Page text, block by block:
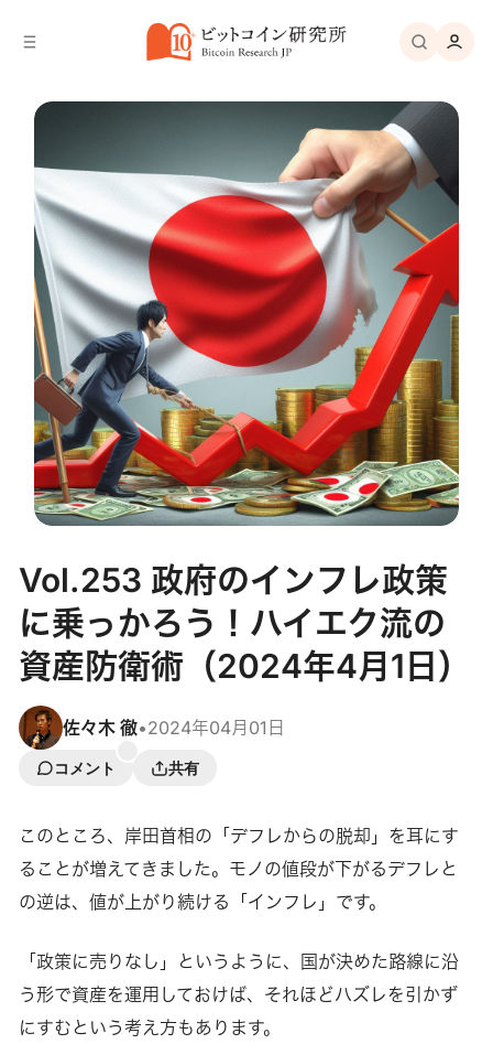
Vol.253 政府のインフレ政策
に乗っかろう！ハイエク流の
資産防衛術（2024年4月1日）
佐々木 徹•2024年04月01日
コメント 共有
このところ、岸田首相の「デフレからの脱却」を耳にす
ることが増えてきました。モノの値段が下がるデフレと
の逆は、値が上がり続ける「インフレ」です。
「政策に売りなし」というように、国が決めた路線に沿
う形で資産を運用しておけば、それほどハズレを引かず
にすむという考え方もあります。